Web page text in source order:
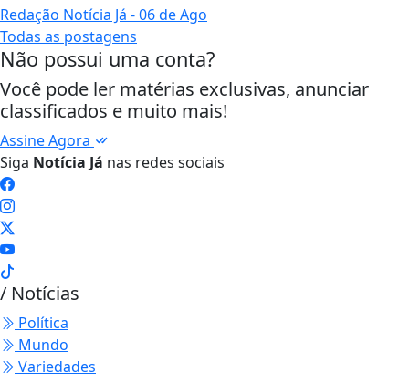
Redação Notícia Já - 06 de Ago
Todas as postagens
Não possui uma conta?
Você pode ler matérias exclusivas, anunciar
classificados e muito mais!
Assine Agora
Siga Notícia Já nas redes sociais
/ Notícias
Política
Mundo
Variedades